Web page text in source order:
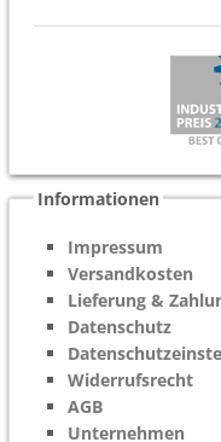
Informationen
Impressum
Versandkosten
Lieferung &
Datenschutz
Widerrufsrecht
AGB
Unternehmen